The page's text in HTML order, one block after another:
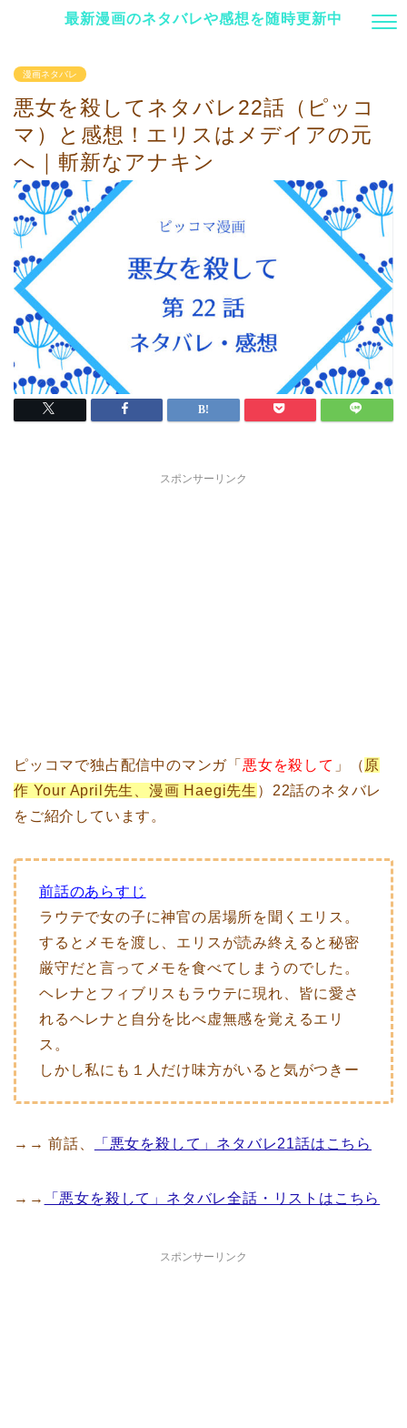
最新漫画のネタバレや感想を随時更新中
漫画ネタバレ
悪女を殺してネタバレ22話（ピッコ
マ）と感想！エリスはメデイアの元
へ｜斬新なアナキン
スポンサーリンク
ピッコマで独占配信中のマンガ「 悪女を殺して 」（ 原
作 Your April先生、漫画 Haegi先生 ）22話のネタバレ
をご紹介しています。
前話のあらすじ
ラウテで女の子に神官の居場所を聞くエリス。
するとメモを渡し、エリスが読み終えると秘密
厳守だと言ってメモを食べてしまうのでした。
ヘレナとフィブリスもラウテに現れ、皆に愛さ
れるヘレナと自分を比べ虚無感を覚えるエリ
ス。
しかし私にも１人だけ味方がいると気がつきー
→→ 前話、 「悪女を殺して」ネタバレ21話はこちら
→→ 「悪女を殺して」ネタバレ全話・リストはこちら
スポンサーリンク